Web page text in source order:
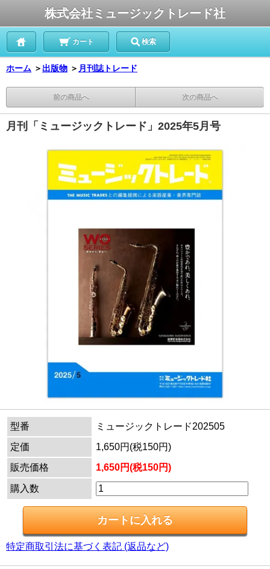
株式会社ミュージックトレード社
カート 検索
ホーム ＞ 出版物 ＞ 月刊誌トレード
前の商品へ 次の商品へ
月刊「ミュージックトレード」2025年5月号
型番
ミュージックトレード202505
定価
1,650円(税150円)
販売価格
1,650円(税150円)
購入数
特定商取引法に基づく表記 (返品など)